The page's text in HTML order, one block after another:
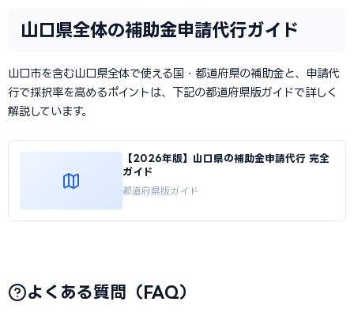
山口県全体の補助金申請代行ガイド
山口市を含む山口県全体で使える国・都道府県の補助金と、申請代
行で採択率を高めるポイントは、下記の都道府県版ガイドで詳しく
解説しています。
【2026年版】山口県の補助金申請代行 完全
ガイド
都道府県版ガイド
よくある質問（FAQ）